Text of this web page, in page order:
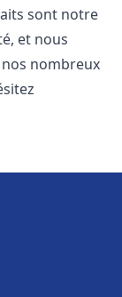
sont notre
et nous
nombreux